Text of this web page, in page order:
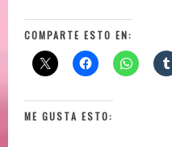
COMPARTE ESTO EN:
ME GUSTA ESTO: